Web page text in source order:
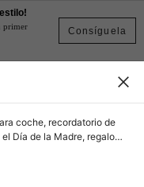
Consíguela
primer
coche, recordatorio de
Día de la Madre, regalo
de árbol de Navidad de
de los miembros de la
madera, colgante